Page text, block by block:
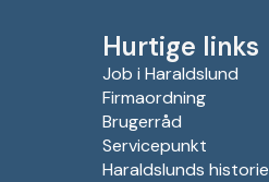
Hurtige links
Job i Haraldslund
Firmaordning
Brugerråd
Servicepunkt
Haraldslunds historie